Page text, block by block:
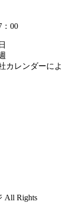
00
レンダーによ
All Rights